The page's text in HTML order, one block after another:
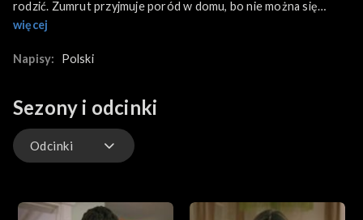
rodzić. Zumrut przyjmuje poród w domu, bo nie można się
dostać do szpitala. Wszyscy są przerażeni, bo poród jest
dowiaduje się, czy ona i Tekin będą mogli adoptować dziecko.
więcej
Napisy: Polski
Sezony i odcinki
Odcinki